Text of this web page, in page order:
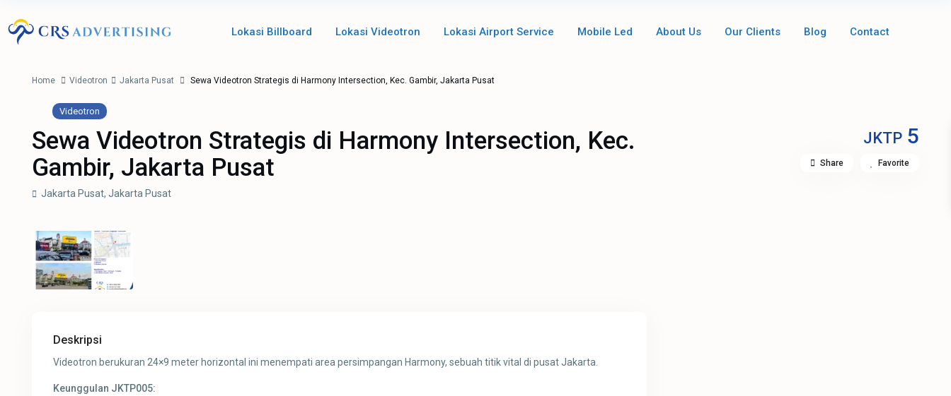
Lokasi Billboard Lokasi Videotron Lokasi Airport Service Mobile Led About Us Our Clients Blog Contact
Home Videotron Jakarta Pusat Sewa Videotron Strategis di Harmony Intersection, Kec. Gambir, Jakarta Pusat
Videotron
Sewa Videotron Strategis di Harmony Intersection, Kec.
Gambir, Jakarta Pusat
JKTP5
Jakarta Pusat,Jakarta Pusat
Share Favorite
Deskripsi
Videotron berukuran 24×9 meter horizontal ini menempati area persimpangan Harmony, sebuah titik vital di pusat Jakarta.
Keunggulan JKTP005: